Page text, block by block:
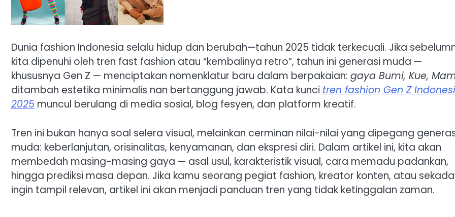
Dunia fashion Indonesia selalu hidup dan berubah—tahun 2025 tidak terkecuali. Jika
kita dipenuhi oleh tren fast fashion atau “kembalinya retro”, tahun ini generasi muda —
khususnya Gen Z — menciptakan nomenklatur baru dalam berpakaian: gaya Bumi, Kue,
ditambah estetika minimalis nan bertanggung jawab. Kata kunci tren fashion Gen Z
2025 muncul berulang di media sosial, blog fesyen, dan platform kreatif.
Tren ini bukan hanya soal selera visual, melainkan cerminan nilai-nilai yang dipegang
muda: keberlanjutan, orisinalitas, kenyamanan, dan ekspresi diri. Dalam artikel ini, kita akan
membedah masing-masing gaya — asal usul, karakteristik visual, cara memadu padankan,
hingga prediksi masa depan. Jika kamu seorang pegiat fashion, kreator konten, atau
ingin tampil relevan, artikel ini akan menjadi panduan tren yang tidak ketinggalan zaman.